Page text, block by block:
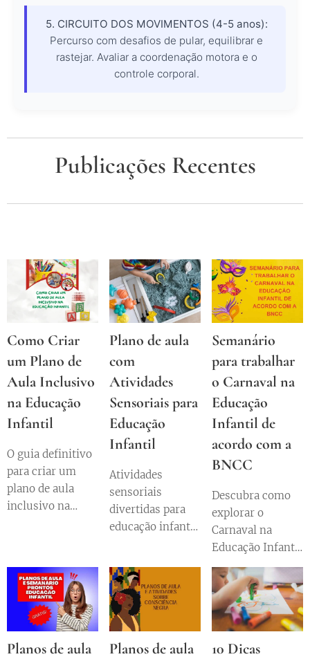
5. CIRCUITO DOS MOVIMENTOS (4-5 anos):
Percurso com desafios de pular, equilibrar e
rastejar. Avaliar a coordenação motora e o
controle corporal.
Publicações Recentes
Como Criar
um Plano de
Aula Inclusivo
na Educação
Infantil
O guia definitivo
para criar um
plano de aula
inclusivo na
exemplos
práticos,
estratégias e
ferramentas
baseadas no DUA.
Plano de aula
com
Atividades
Sensoriais para
Educação
Infantil
Atividades
sensoriais
divertidas para
educação infantil
motor e
cognitivo das
crianças.
Semanário
para trabalhar
o Carnaval na
Educação
Infantil de
acordo com a
BNCC
Descubra como
explorar o
Carnaval na
Educação Infantil
de forma
divertida e
educativa!
Brincadeiras,
músicas,
fantasias e muito
Planos de aula
Planos de aula
10 Dicas